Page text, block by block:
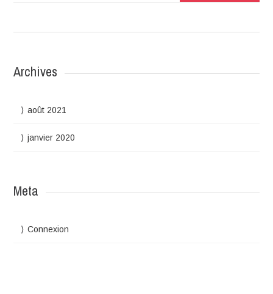
pour
Journée
Archives
août 2021
janvier 2020
Meta
Connexion